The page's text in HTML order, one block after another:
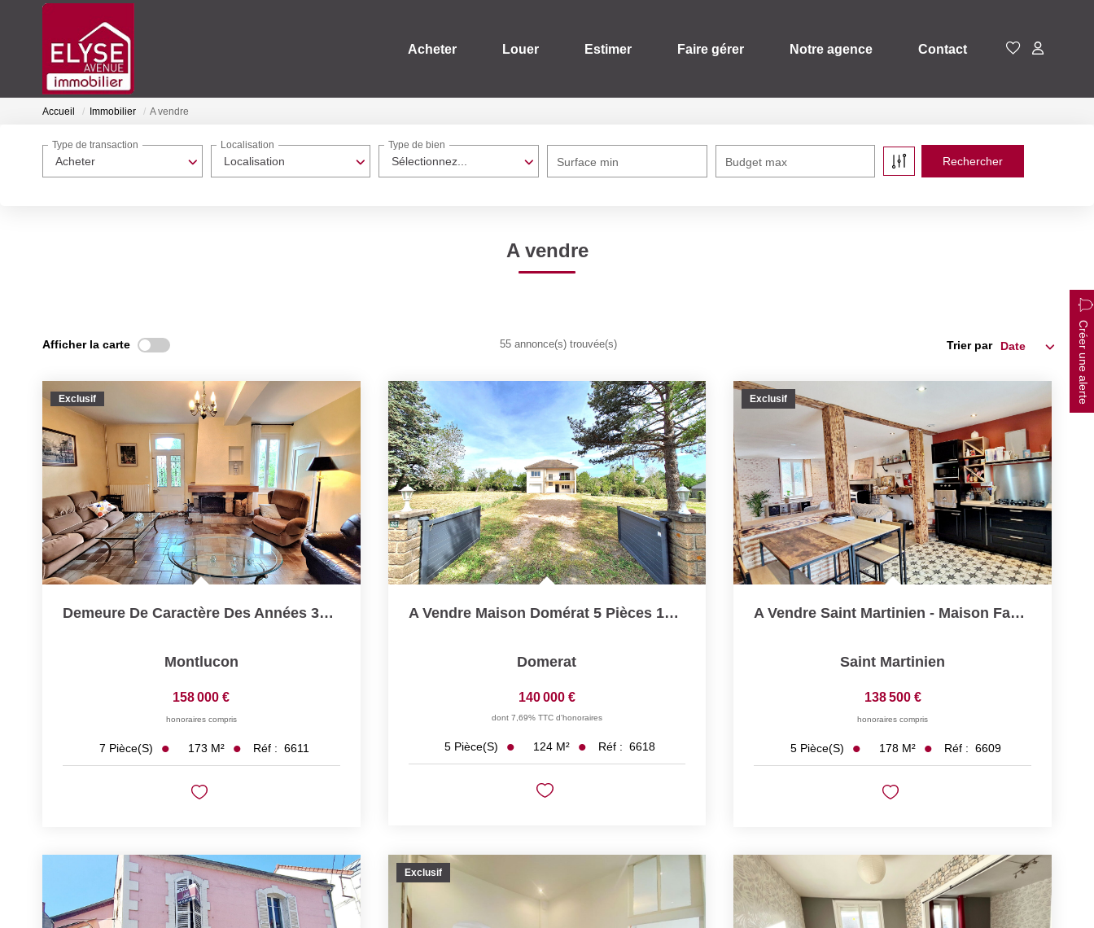
Acheter Louer Estimer Faire gérer Notre agence Contact
Accueil Immobilier A vendre
Acheter
Type de transaction
Localisation
Localisation
Sélectionnez...
Type de bien
Surface min Budget max
A vendre
Créer une alerte
Afficher la carte 55 annonce(s) trouvée(s) Trier par
Exclusif
Demeure De Caractère Des Années 30 - Hyper-Centre De...
Montlucon
158 000 €
honoraires compris
7 Pièce(s) 173 M² Réf : 6611
A Vendre Maison Domérat 5 Pièces 124 M2 - Terrain -...
Domerat
140 000 €
dont 7,69% TTC d'honoraires
5 Pièce(s) 124 M² Réf : 6618
Exclusif
A Vendre Saint Martinien - Maison Familiale 4 Chambres Aux...
Saint Martinien
138 500 €
honoraires compris
5 Pièce(s) 178 M² Réf : 6609
Exclusif